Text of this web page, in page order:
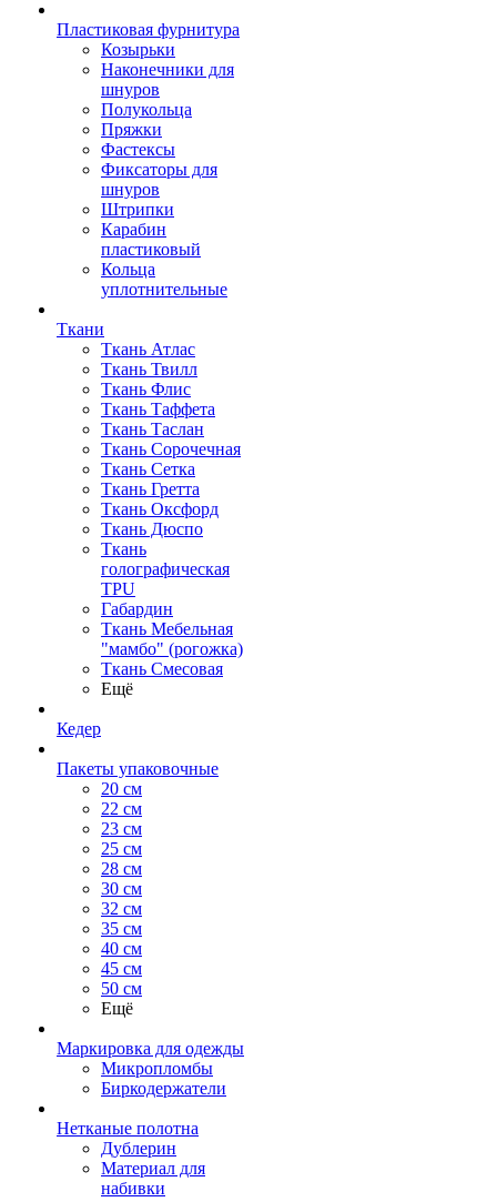
Пластиковая фурнитура
Козырьки
Наконечники для
шнуров
Полукольца
Пряжки
Фастексы
Фиксаторы для
шнуров
Штрипки
Карабин
пластиковый
Кольца
уплотнительные
Ткани
Ткань Атлас
Ткань Твилл
Ткань Флис
Ткань Таффета
Ткань Таслан
Ткань Сорочечная
Ткань Сетка
Ткань Гретта
Ткань Оксфорд
Ткань Дюспо
Ткань
голографическая
TPU
Габардин
Ткань Мебельная
"мамбо" (рогожка)
Ткань Смесовая
Ещё
Кедер
Пакеты упаковочные
20 см
22 см
23 см
25 см
28 см
30 см
32 см
35 см
40 см
45 см
50 см
Ещё
Маркировка для одежды
Микропломбы
Биркодержатели
Нетканые полотна
Дублерин
Материал для
набивки